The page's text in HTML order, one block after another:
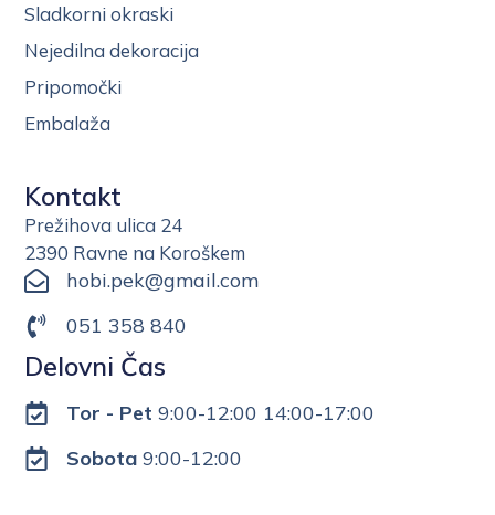
Sladkorni okraski
Nejedilna dekoracija
Pripomočki
Embalaža
Kontakt
Prežihova ulica 24
2390 Ravne na Koroškem
hobi.pek@gmail.com
051 358 840
Delovni Čas
Tor - Pet 9:00-12:00 14:00-17:00
Sobota9:00-12:00